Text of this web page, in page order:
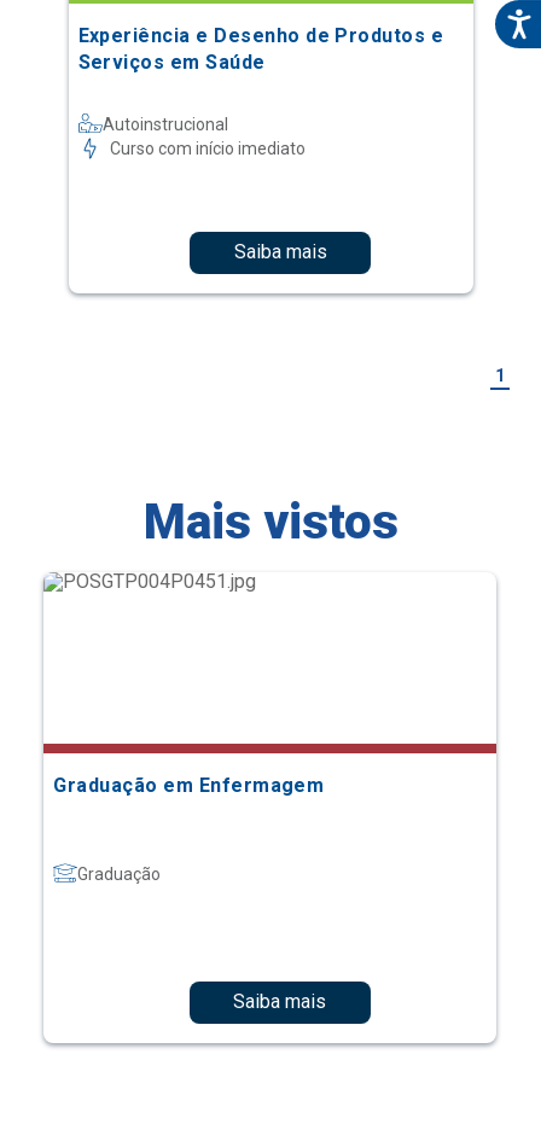
Experiência e Desenho de Produtos e
Serviços em Saúde
Autoinstrucional
Curso com início imediato
Saiba mais
1
Mais vistos
Graduação em Enfermagem
Graduação
Saiba mais